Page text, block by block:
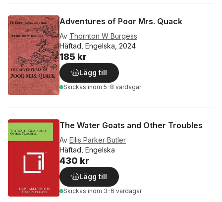
Adventures of Poor Mrs. Quack
Av Thornton W Burgess
Häftad, Engelska, 2024
185 kr
Lägg till
Skickas inom 5-8 vardagar
The Water Goats and Other Troubles
Av Ellis Parker Butler
Häftad, Engelska
430 kr
Lägg till
Skickas inom 3-6 vardagar